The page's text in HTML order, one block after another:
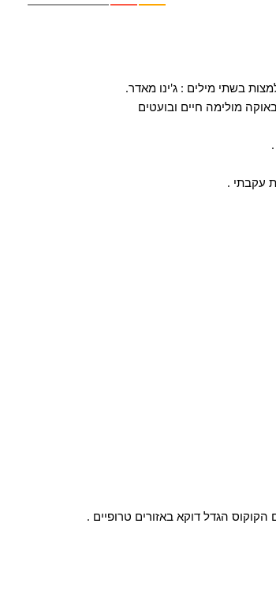
בשתי מילים : ג'ינו מאדר.
מולימה חיים ובועטים
עקבתי .
הגדל דוקא באזורים טרופיים .